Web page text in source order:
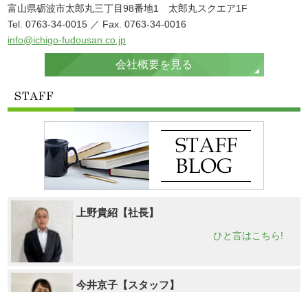
富山県砺波市太郎丸三丁目98番地1 太郎丸スクエア1F
Tel. 0763-34-0015 ／ Fax. 0763-34-0016
info@ichigo-fudousan.co.jp
会社概要を見る
上野貴紹【社長】
ひと言はこちら!
今井京子【スタッフ】